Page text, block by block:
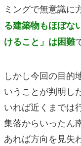
ミングで無意識に
る建築物もほぼな
けること」は困難
しかし今回の目的
いうことが判明し
いれば近くまでは
集落からいったん
あれば方向を見失